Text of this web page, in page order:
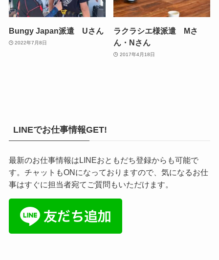
Bungy Japan派遣 Uさん
2022年7月8日
ラクラシエ様派遣 Mさ
ん・Nさん
2017年4月18日
LINEでお仕事情報GET!
最新のお仕事情報はLINEおともだち登録からも可能で
す。チャットもONになっておりますので、気になるお仕
事はすぐに担当者宛てご質問もいただけます。